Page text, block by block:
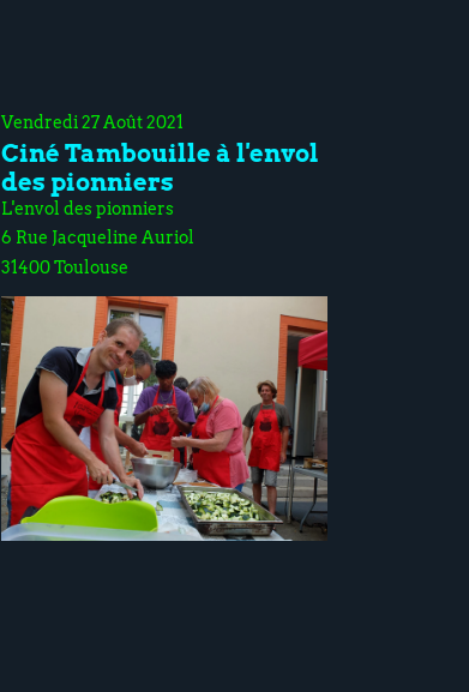
Vendredi 27 Août 2021
Ciné Tambouille à l'envol
des pionniers
L'envol des pionniers
6 Rue Jacqueline Auriol
31400 Toulouse